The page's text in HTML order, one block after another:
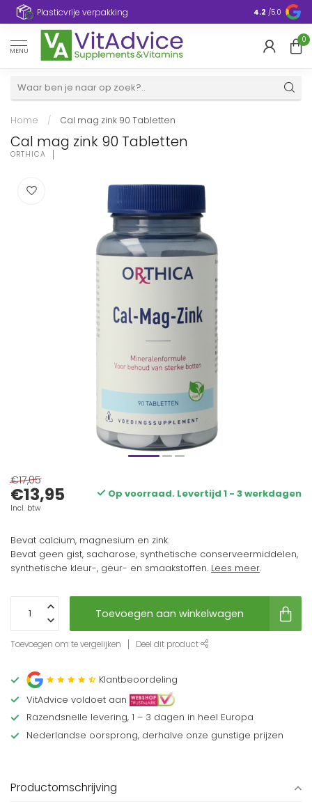
Plasticvrije verpakking 4.2 /5.0
MENU
0
Home / Cal mag zink 90 Tabletten
Cal mag zink 90 Tabletten
ORTHICA
€17,05
€13,95
Incl. btw
Op voorraad. Levertijd 1 - 3 werkdagen
Bevat calcium, magnesium en zink.
Bevat geen gist, sacharose, synthetische conserveermiddelen,
synthetische kleur-, geur- en smaakstoffen. Lees meer.
Toevoegen aan winkelwagen
Toevoegen om te vergelijken Deel dit product
Klantbeoordeling
VitAdvice voldoet aan
Razendsnelle levering, 1 – 3 dagen in heel Europa
Nederlandse oorsprong, derhalve onze gunstige prijzen
Productomschrijving